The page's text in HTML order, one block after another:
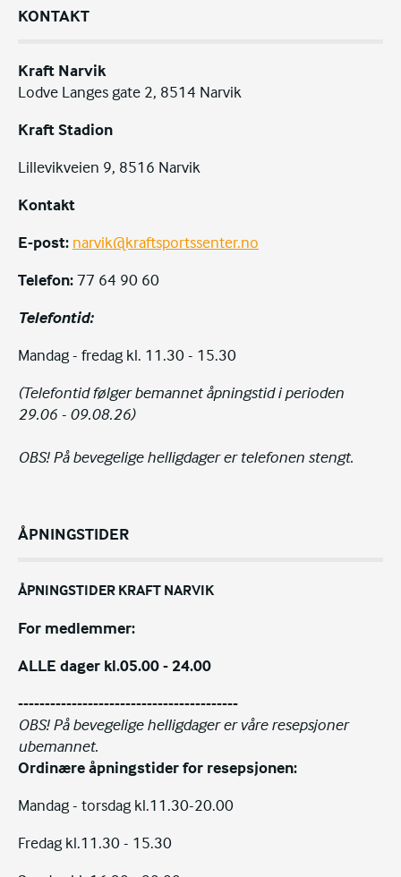
KONTAKT
Kraft Narvik
Lodve Langes gate 2, 8514 Narvik
Kraft Stadion
Lillevikveien 9, 8516 Narvik
Kontakt
E-post: narvik@kraftsportssenter.no
Telefon:77 64 90 60
Telefontid:
Mandag - fredag kl. 11.30 - 15.30
(Telefontid følger bemannet åpningstid i perioden
29.06 - 09.08.26)
OBS! På bevegelige helligdager er telefonen stengt.
ÅPNINGSTIDER
ÅPNINGSTIDER KRAFT NARVIK
For medlemmer:
ALLE dager kl.05.00 - 24.00
-----------------------------------------
OBS! På bevegelige helligdagerer våreresepsjoner
ubemannet.
Ordinære åpningstider for resepsjonen:
Mandag - torsdag kl.11.30-20.00
Fredag kl.11.30 - 15.30